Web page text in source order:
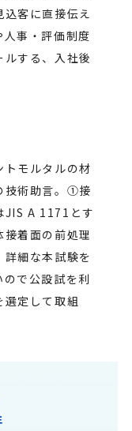
客に直接伝え
事・評価制度
する、入社後
モルタルの材
技術助言。①接
JIS A 1171とす
着面の前処理
細な本試験を
で公設試を利
定して取組